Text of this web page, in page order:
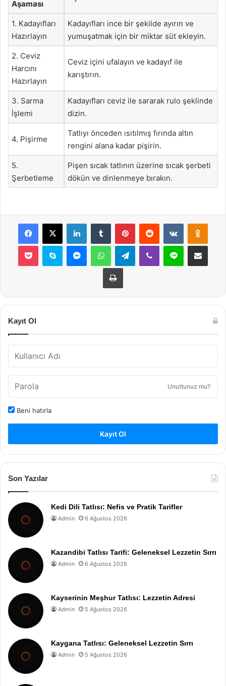
Aşaması
1. Kadayıfları
Hazırlayın
Kadayıfları ince bir şekilde ayırın ve
yumuşatmak için bir miktar süt ekleyin.
2. Ceviz
Harcını
Hazırlayın
Ceviz içini ufalayın ve kadayıf ile
karıştırın.
3. Sarma
İşlemi
Kadayıfları ceviz ile sararak rulo şeklinde
dizin.
4. Pişirme
Tatlıyı önceden ısıtılmış fırında altın
rengini alana kadar pişirin.
5.
Şerbetleme
Pişen sıcak tatlının üzerine sıcak şerbeti
dökün ve dinlenmeye bırakın.
Facebook
X LinkedInTumblr PinterestReddit VKontakte
Pocket Skype MessengerWhatsAppTelegramViber Line E-Posta ile
Yazdır
Kayıt Ol
Unuttunuz mu?
Beni hatırla
Kayıt Ol
Son Yazılar
Kedi Dili Tatlısı: Nefis ve Pratik Tarifler
Admin 6 Ağustos 2026
Kazandibi Tatlısı Tarifi: Geleneksel Lezzetin Sırrı
Admin 6 Ağustos 2026
Kayserinin Meşhur Tatlısı: Lezzetin Adresi
Admin 5 Ağustos 2026
Kaygana Tatlısı: Geleneksel Lezzetin Sırrı
Admin 5 Ağustos 2026